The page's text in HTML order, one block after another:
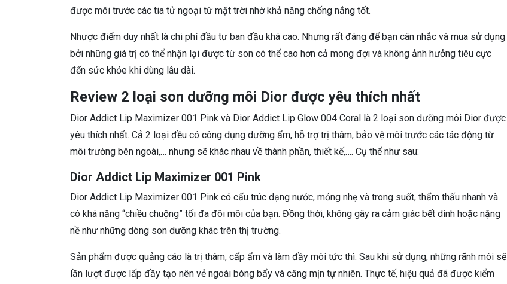
được môi trước các tia tử ngoại từ mặt trời nhờ khả năng chống nắng tốt.
Nhược điểm duy nhất là chi phí đầu tư ban đầu khá cao. Nhưng rất đáng để bạn cân nhắc và mua sử dụng
bởi những giá trị có thể nhận lại được từ son có thể cao hơn cả mong đợi và không ảnh hưởng tiêu cực
đến sức khỏe khi dùng lâu dài.
Review 2 loại son dưỡng môi Dior được yêu thích nhất
Dior Addict Lip Maximizer 001 Pink và Dior Addict Lip Glow 004 Coral là 2 loại son dưỡng môi Dior được
yêu thích nhất. Cả 2 loại đều có công dụng dưỡng ẩm, hỗ trợ trị thâm, bảo vệ môi trước các tác động từ
môi trường bên ngoài,… nhưng sẽ khác nhau về thành phần, thiết kế,…. Cụ thể như sau:
Dior Addict Lip Maximizer 001 Pink
Dior Addict Lip Maximizer 001 Pink có cấu trúc dạng nước, mỏng nhẹ và trong suốt, thẩm thấu nhanh và
có khá năng “chiều chuộng” tối đa đôi môi của bạn. Đồng thời, không gây ra cảm giác bết dính hoặc nặng
nề như những dòng son dưỡng khác trên thị trường.
Sản phẩm được quảng cáo là trị thâm, cấp ẩm và làm đầy môi tức thì. Sau khi sử dụng, những rãnh môi sẽ
lần lượt được lấp đầy tạo nên vẻ ngoài bóng bẩy và căng mịn tự nhiên. Thực tế, hiệu quả đã được kiểm